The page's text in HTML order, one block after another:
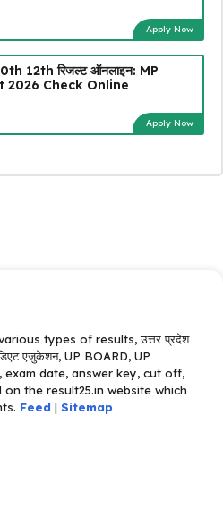
Apply Now
12th रिजल्ट ऑनलाइन: MP
2026 Check Online
Apply Now
types of results, उत्तर प्रदेश
एजुकेशन, UP BOARD, UP
exam date, answer key, cut off,
the result25.in website which
Feed | Sitemap